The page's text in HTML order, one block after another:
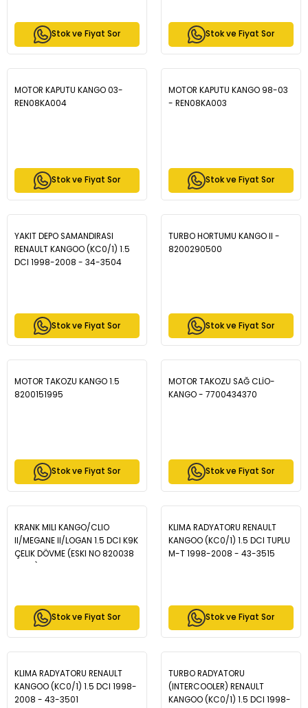
Stok ve Fiyat Sor Stok ve Fiyat Sor
MOTOR KAPUTU KANGO 03-
REN08KA004
Stok ve Fiyat Sor
MOTOR KAPUTU KANGO 98-03
- REN08KA003
Stok ve Fiyat Sor
YAKIT DEPO SAMANDIRASI
RENAULT KANGOO (KC0/1) 1.5
DCI 1998-2008 - 34-3504
Stok ve Fiyat Sor
TURBO HORTUMU KANGO II -
8200290500
Stok ve Fiyat Sor
MOTOR TAKOZU KANGO 1.5
8200151995
Stok ve Fiyat Sor
MOTOR TAKOZU SAĞ CLİO-
KANGO - 7700434370
Stok ve Fiyat Sor
KRANK MILI KANGO/CLIO
II/MEGANE II/LOGAN 1.5 DCI K9K
ÇELIK DÖVME (ESKI NO 820038
Stok ve Fiyat Sor
KLIMA RADYATORU RENAULT
KANGOO (KC0/1) 1.5 DCI TUPLU
M-T 1998-2008 - 43-3515
Stok ve Fiyat Sor
KLIMA RADYATORU RENAULT
KANGOO (KC0/1) 1.5 DCI 1998-
2008 - 43-3501
TURBO RADYATORU
(INTERCOOLER) RENAULT
KANGOO (KC0/1) 1.5 DCI 1998-